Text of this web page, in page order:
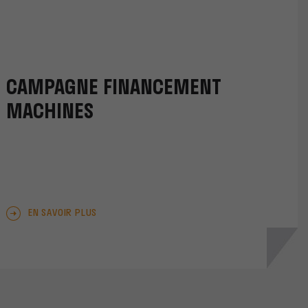
CAMPAGNE FINANCEMENT
MACHINES
EN SAVOIR PLUS